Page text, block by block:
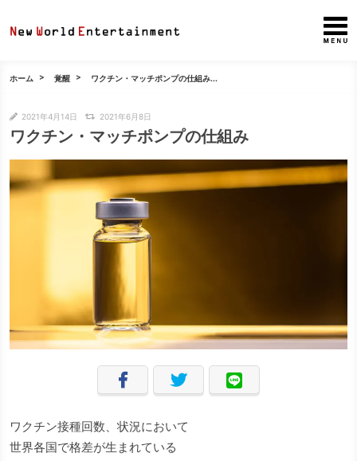
ホーム 覚醒 ワクチン・マッチポンプの仕組み...
2021年4月14日 2021年6月8日
ワクチン・マッチポンプの仕組み
ワクチン接種回数、状況において
世界各国で格差が生まれている